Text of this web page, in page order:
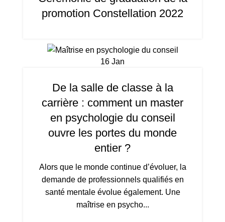
promotion Constellation 2022
16 Jan
De la salle de classe à la
carrière : comment un master
en psychologie du conseil
ouvre les portes du monde
entier ?
Alors que le monde continue d’évoluer, la
demande de professionnels qualifiés en
santé mentale évolue également. Une
maîtrise en psycho...